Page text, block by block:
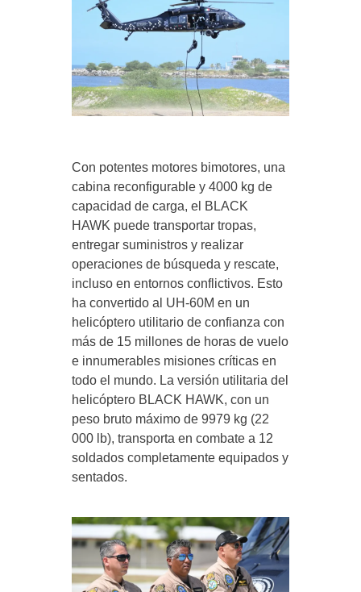
Con potentes motores bimotores, una
cabina reconfigurable y 4000 kg de
capacidad de carga, el BLACK
HAWK puede transportar tropas,
entregar suministros y realizar
operaciones de búsqueda y rescate,
incluso en entornos conflictivos. Esto
ha convertido al UH-60M en un
helicóptero utilitario de confianza con
más de 15 millones de horas de vuelo
e innumerables misiones críticas en
todo el mundo. La versión utilitaria del
helicóptero BLACK HAWK, con un
peso bruto máximo de 9979 kg (22
000 lb), transporta en combate a 12
soldados completamente equipados y
sentados.